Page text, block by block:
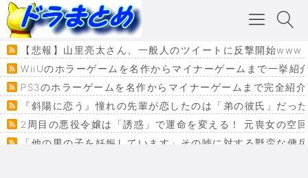
【悲報】山里亮太さん、一般人のツイートに反撃開始www
WiiUのホラーゲームを名作からマイナーゲームまで一挙紹
PS3のホラーゲームを名作からマイナーゲームまで完全紹
『斜陽に恋う』憧れの先輩が恋したのは「弟の彼氏」だっ
2周目の悪役令嬢は「誘惑」で運命を変える！ 元喪女の空
「他の男の子を妊娠しています」その嘘に対する野蛮な